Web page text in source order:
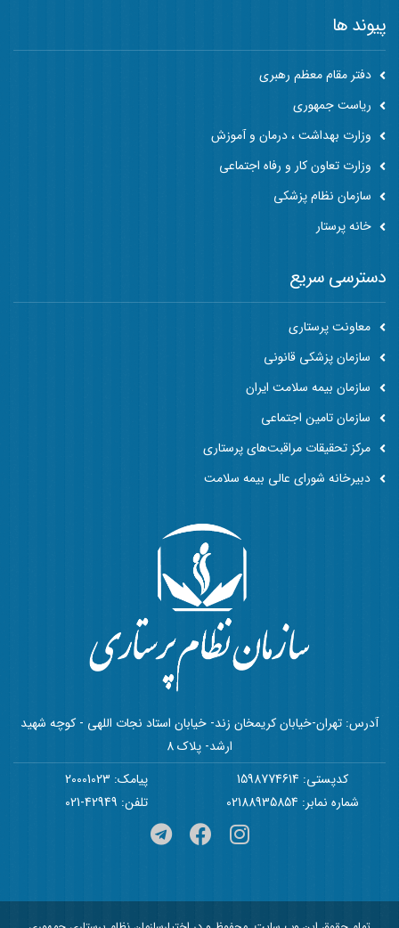
پیوند ها
دفتر مقام معظم رهبری
ریاست جمهوری
وزارت بهداشت ، درمان و آموزش
وزارت تعاون کار و رفاه اجتماعی
سازمان نظام پزشکی
خانه پرستار
آدرس: تهران-خیابان کریمخان زند- خیابان استاد نجات اللهی - کوچه شهید
ارشد- پلاک 8
کدپستی: 1598774614
پیامک: 20001023
شماره نمابر: 02188935854
تلفن: 42949-021
دسترسی سریع
معاونت پرستاری
سازمان پزشکی قانونی
سازمان بیمه سلامت ایران
سازمان تامین اجتماعی
مرکز تحقیقات مراقبت‌های پرستاری
دبیرخانه شورای عالی بیمه سلامت